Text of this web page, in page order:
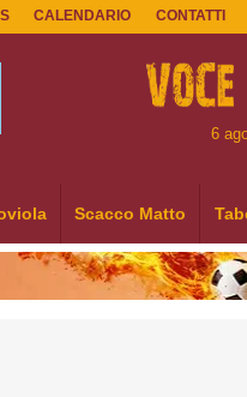
CALENDARIO CONTATTI
6
Scacco Matto